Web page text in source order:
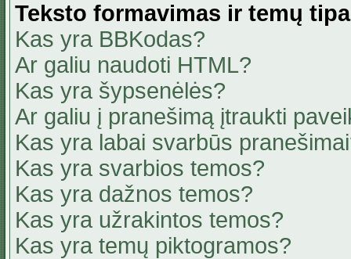
Teksto formavimas ir temų
Kas yra BBKodas?
Ar galiu naudoti HTML?
Kas yra šypsenėlės?
Ar galiu į pranešimą įtraukti
Kas yra labai svarbūs
Kas yra svarbios temos?
Kas yra dažnos temos?
Kas yra užrakintos temos?
Kas yra temų piktogramos?